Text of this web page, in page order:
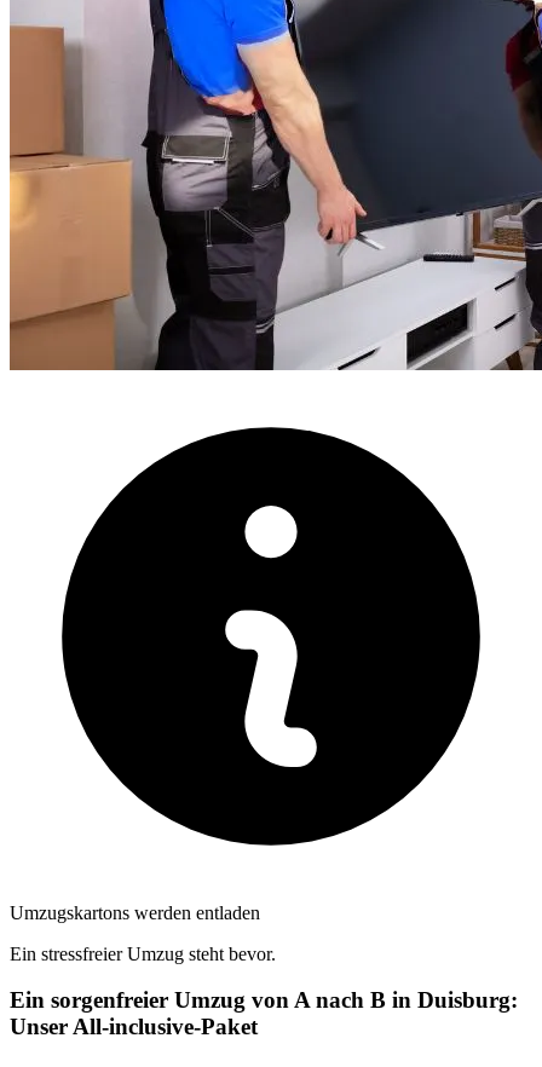
Umzugskartons werden entladen
Ein stressfreier Umzug steht bevor.
Ein sorgenfreier Umzug von A nach B in Duisburg:
Unser All-inclusive-Paket